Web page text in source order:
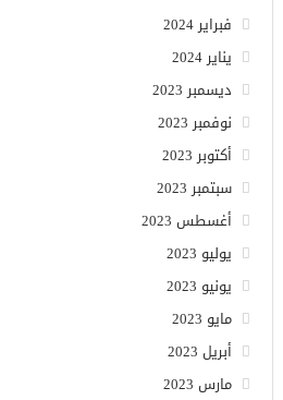
فبراير 2024
يناير 2024
ديسمبر 2023
نوفمبر 2023
أكتوبر 2023
سبتمبر 2023
أغسطس 2023
يوليو 2023
يونيو 2023
مايو 2023
أبريل 2023
مارس 2023